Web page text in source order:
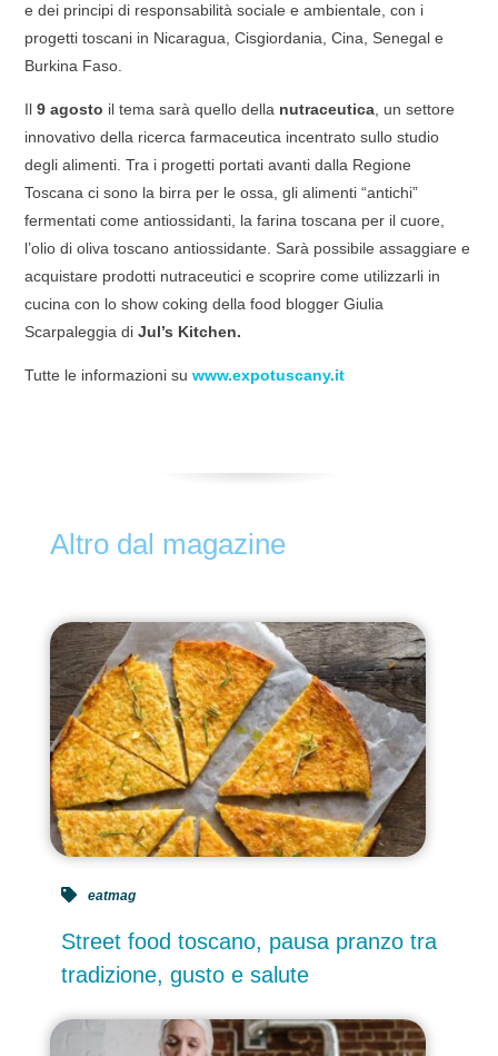
e dei principi di responsabilità sociale e ambientale, con i
progetti toscani in Nicaragua, Cisgiordania, Cina, Senegal e
Burkina Faso.
Il9 agosto il tema sarà quello della nutraceutica , un settore
innovativo della ricerca farmaceutica incentrato sullo studio
degli alimenti. Tra i progetti portati avanti dalla Regione
Toscana ci sono la birra per le ossa, gli alimenti “antichi”
fermentati come antiossidanti, la farina toscana per il cuore,
l’olio di oliva toscano antiossidante. Sarà possibile assaggiare e
acquistare prodotti nutraceutici e scoprire come utilizzarli in
cucina con lo show coking della food blogger Giulia
Scarpaleggia diJul’s Kitchen.
Tutte le informazioni suwww.expotuscany.it
Altro dal magazine
Street food toscano, pausa pranzo tra
tradizione, gusto e salute
eatmag